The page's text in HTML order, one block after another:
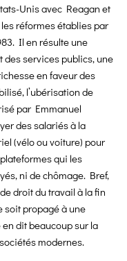
Unis avec Reagan et
réformes établies par
Il en résulte une
services publics, une
en faveur des
l’ubérisation de
par Emmanuel
des salariés à la
(vélo ou voiture) pour
qui les
ni de chômage. Bref,
droit du travail à la fin
soit propagé à une
dit beaucoup sur la
modernes.